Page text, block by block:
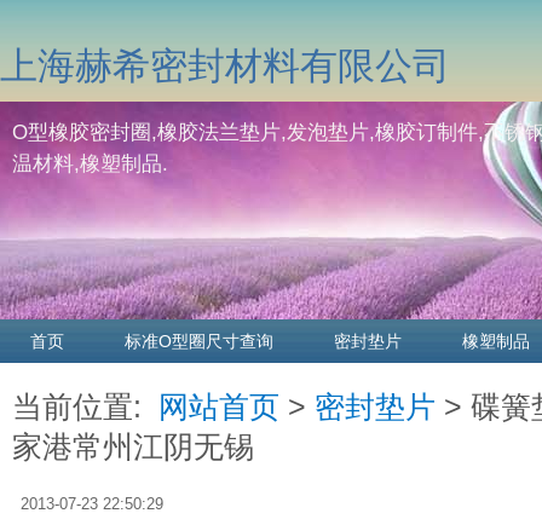
上海赫希密封材料有限公司
O型橡胶密封圈,橡胶法兰垫片,发泡垫片,橡胶订制件,不锈
温材料,橡塑制品.
首页 标准O型圈尺寸查询 密封垫片 橡塑制品
当前位置: 网站首页 > 密封垫片 > 碟簧
家港常州江阴无锡
2013-07-23 22:50:29